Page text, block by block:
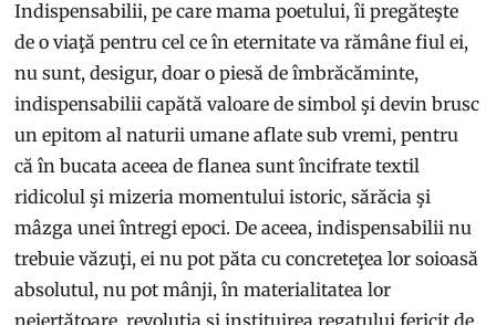
Indispensabilii, pe care mama poetului, îi pregăteşte
de o viaţă pentru cel ce în eternitate va rămâne fiul ei,
nu sunt, desigur, doar o piesă de îmbrăcăminte,
indispensabilii capătă valoare de simbol şi devin brusc
un epitom al naturii umane aflate sub vremi, pentru
că în bucata aceea de flanea sunt încifrate textil
ridicolul şi mizeria momentului istoric, sărăcia şi
mâzga unei întregi epoci. De aceea, indispensabilii nu
trebuie văzuţi, ei nu pot păta cu concreteţea lor soioasă
absolutul, nu pot mânji, în materialitatea lor
neiertătoare, revoluţia şi instituirea regatului fericit de